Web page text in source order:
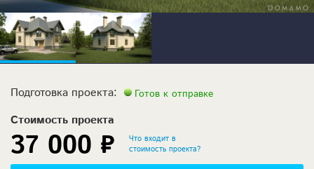
Подготовка проекта: Готов к отправке
Стоимость проекта
37 000 ₽
Что входит в
стоимость проекта?